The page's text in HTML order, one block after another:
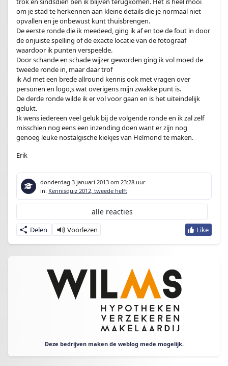
om je stad te herkennen aan kleine details die je normaal niet
opvallen en je onbewust kunt thuisbrengen.
De eerste ronde die ik meedeed, ging ik af en toe de fout in door
de onjuiste spelling of de exacte locatie van de fotograaf
waardoor ik punten verspeelde.
Door schande en schade wijzer geworden ging ik vol moed de
tweede ronde in, maar daar trof
ik Ad met een brede allround kennis ook met vragen over
personen en logo,s wat overigens mijn zwakke punt is.
De derde ronde wilde ik er vol voor gaan en is het uiteindelijk
gelukt.
Ik wens iedereen veel geluk bij de volgende ronde en ik zal zelf
misschien nog eens een inzending doen want er zijn nog
genoeg leuke nostalgische kiekjes van Helmond te maken.
Erik
donderdag 3 januari 2013 om 23:28 uur
in: Kennisquiz 2012, tweede helft
Delen
alle reacties
Deze bedrijven maken de weblog mede mogelijk.